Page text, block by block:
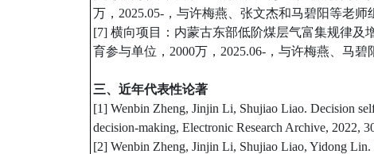
万，2025.05-，与许梅燕、张文杰和马碧阳等老师
[7] 横向项目：内蒙古东部低阶煤层气富集规律及
育参与单位，2000万，2025.06-，与许梅燕、马
三、近年代表性论著
[1] Wenbin Zheng, Jinjin Li, Shujiao Liao. Decision
decision-making, Electronic Research Archive, 2022,
[2] Wenbin Zheng, Jinjin Li, Shujiao Liao, Yidong